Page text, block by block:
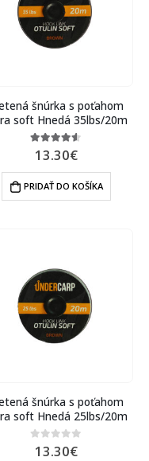
šnúrka s poťahom
soft Hnedá 35lbs/20m
4.50 out of 5
13.30€
PRIDAŤ DO KOŠÍKA
šnúrka s poťahom
soft Hnedá 25lbs/20m
out of 5
13.30€